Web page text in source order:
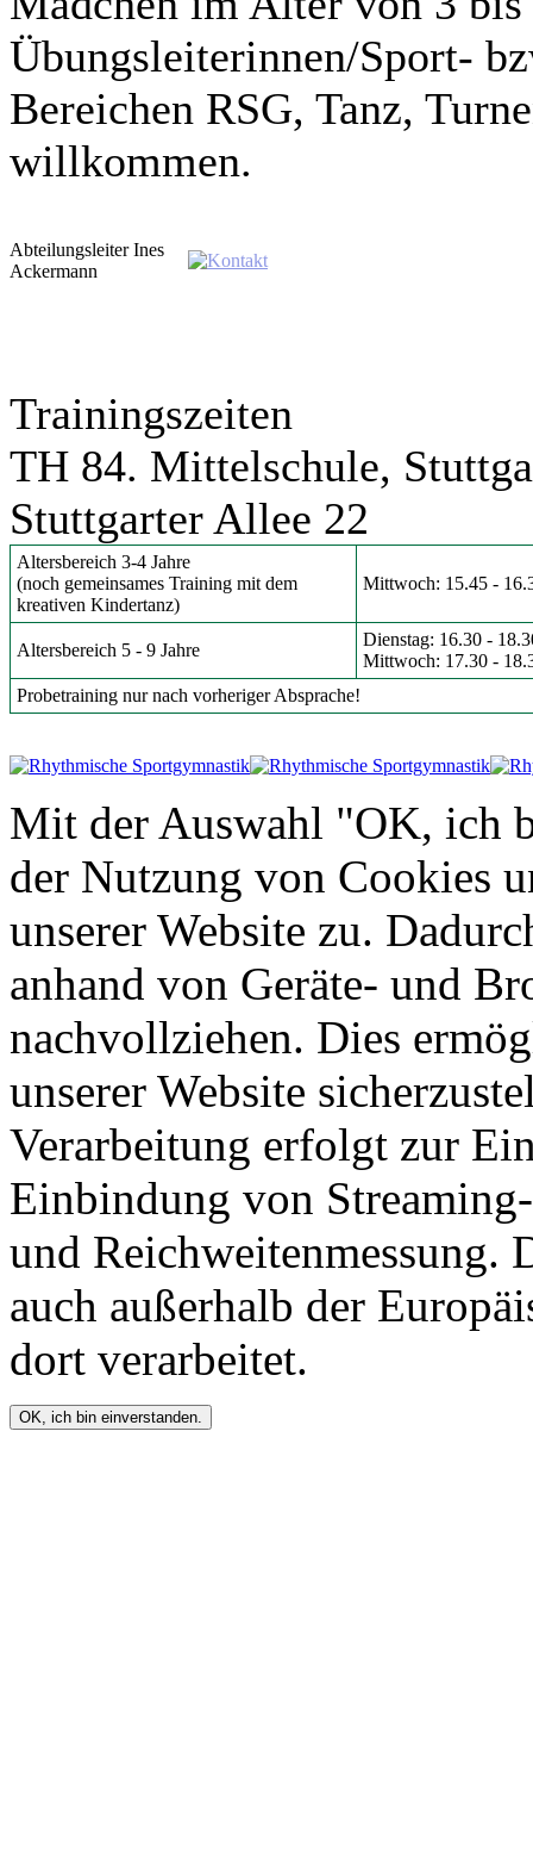
Übungsleiterinnen/Sport-
Bereichen RSG, Tanz,
willkommen.
Abteilungsleiter Ines
Ackermann
Trainingszeiten
TH 84. Mittelschule,
Stuttgarter Allee 22
Altersbereich 3-4 Jahre
(noch gemeinsames Training mit dem
kreativen Kindertanz)
Mittwoch: 15.45 -
Altersbereich 5 - 9 Jahre
Dienstag: 16.30 -
Mittwoch: 17.30 -
Probetraining nur nach vorheriger Absprache!
Mit der Auswahl "OK, ich
der Nutzung von Cookies
unserer Website zu.
anhand von Geräte- und
nachvollziehen. Dies
unserer Website
Verarbeitung erfolgt zur
Einbindung von
und Reichweitenmessung.
auch außerhalb der
dort verarbeitet.
OK, ich bin einverstanden.